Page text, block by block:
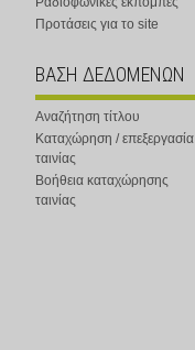
Προτάσεις για το site
ΒΑΣΗ ΔΕΔΟΜΕΝΩΝ
Αναζήτηση τίτλου
Καταχώρηση / επεξεργασία
ταινίας
Βοήθεια καταχώρησης
ταινίας